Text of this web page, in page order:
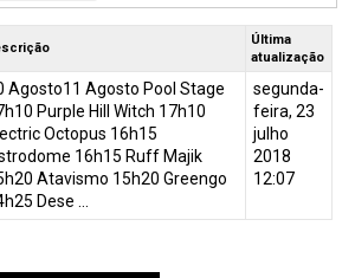
Última
atualização
Agosto11 Agosto Pool Stage
Purple Hill Witch 17h10
Octopus 16h15
16h15 Ruff Majik
Atavismo 15h20 Greengo
Dese ...
segunda-
feira, 23
julho
2018
12:07